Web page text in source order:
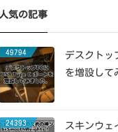
人気の記事
49794
デスクトッ
を増設して
24393
スキンウェ